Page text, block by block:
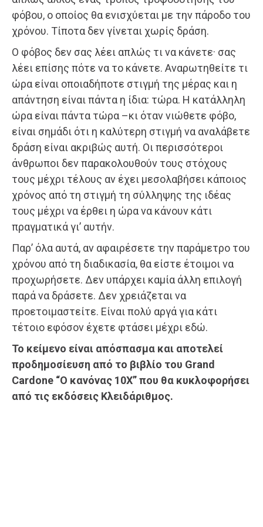
φόβου, ο οποίος θα ενισχύεται με την πάροδο του
χρόνου. Τίποτα δεν γίνεται χωρίς δράση.
Ο φόβος δεν σας λέει απλώς τι να κάνετε· σας
λέει επίσης πότε να το κάνετε. Αναρωτηθείτε τι
ώρα είναι οποιαδήποτε στιγμή της μέρας και η
απάντηση είναι πάντα η ίδια: τώρα. Η κατάλληλη
ώρα είναι πάντα τώρα –κι όταν νιώθετε φόβο,
είναι σημάδι ότι η καλύτερη στιγμή να αναλάβετε
δράση είναι ακριβώς αυτή. Οι περισσότεροι
άνθρωποι δεν παρακολουθούν τους στόχους
τους μέχρι τέλους αν έχει μεσολαβήσει κάποιος
χρόνος από τη στιγμή τη σύλληψης της ιδέας
τους μέχρι να έρθει η ώρα να κάνουν κάτι
πραγματικά γι’ αυτήν.
Παρ’ όλα αυτά, αν αφαιρέσετε την παράμετρο του
χρόνου από τη διαδικασία, θα είστε έτοιμοι να
προχωρήσετε. Δεν υπάρχει καμία άλλη επιλογή
παρά να δράσετε. Δεν χρειάζεται να
προετοιμαστείτε. Είναι πολύ αργά για κάτι
τέτοιο εφόσον έχετε φτάσει μέχρι εδώ.
Το κείμενο είναι απόσπασμα και αποτελεί
προδημοσίευση από το βιβλίο του Grand
Cardone “Ο κανόνας 10Χ” που θα κυκλοφορήσει
από τις εκδόσεις Κλειδάριθμος.